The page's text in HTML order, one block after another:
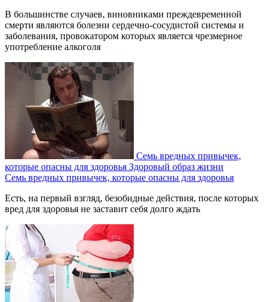
В большинстве случаев, виновниками преждевременной
смерти являются болезни сердечно-сосудистой системы и
заболевания, провокатором которых является чрезмерное
употребление алкоголя
Семь вредных привычек,
которые опасны для здоровья Здоровый образ жизни
Семь вредных привычек, которые опасны для здоровья
Есть, на первый взгляд, безобидные действия, после которых
вред для здоровья не заставит себя долго ждать